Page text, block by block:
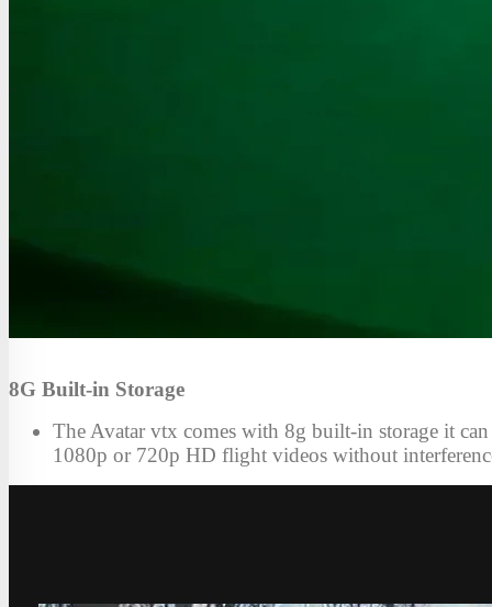
8G Built-in Storage
The Avatar vtx comes with 8g built-in storage it
1080p or 720p HD flight videos without